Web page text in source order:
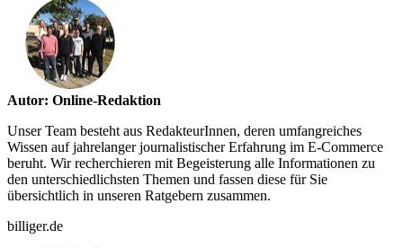
Autor: Online-Redaktion
Unser Team besteht aus RedakteurInnen, deren umfangreiches
Wissen auf jahrelanger journalistischer Erfahrung im E-Commerce
beruht. Wir recherchieren mit Begeisterung alle Informationen zu
den unterschiedlichsten Themen und fassen diese für Sie
übersichtlich in unseren Ratgebern zusammen.
billiger.de